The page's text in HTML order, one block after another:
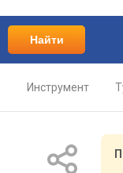
Найти
Инструмент